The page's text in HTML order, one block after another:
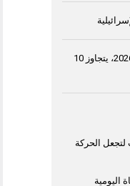
إنتاج القمح في مصر خلال موسم 2026، يتجاوز 10
الحركة
اليومية